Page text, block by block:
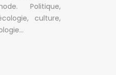
Politique,
culture,